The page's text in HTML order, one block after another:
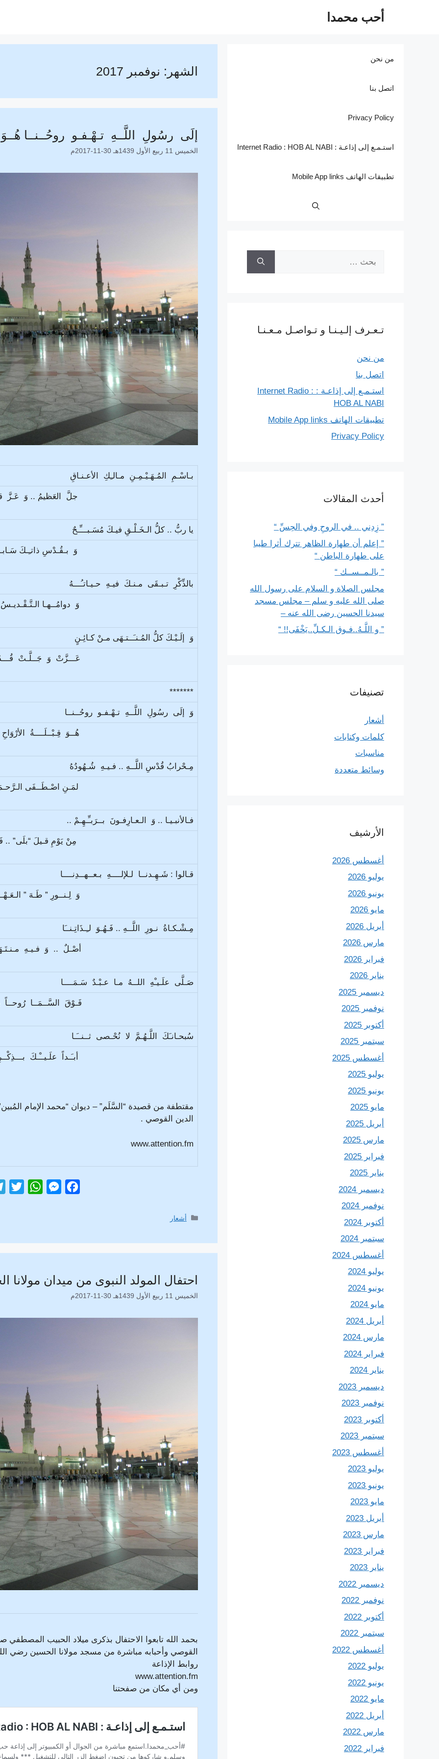
أحب محمدا
الشهر: نوفمبر 2017
إلَى رسُولِ اللَّــهِ تـهْـفـو روحُــنــا
الخميس 11 ربيع الأول 1439هـ 30-11-2017م
بـاسْـمِ المُـهَـيْـمِـنِ مـالـِكِ الأعـنـاقِ
جلَّ العَظيمُ .. وَ عَـزَّ
يا ربُّ .. كلُّ الـخَـلْـقِ فيـكَ مُسَـبـــِّـحٌ
وَ بـقُـدْسِ ذاتـِـكَ
بالذِّكْرِ تـبـقَى مـنـكَ فيـهِ حـيـاتـُـــهُ
وَ دوامُــهـا
وَ إلَـيْـكَ كلُّ المُـنـَــتـهَى مـنْ كـائِـنٍ
عَـــزَّتْ وَ جَــلَّـتْ
*******
وَ إلَى رسُولِ اللَّــهِ تـهْـفـو روحُــنــا
هُــوَ قِـبْــلَــــةُ
مِـحْرابُ قُدْسِ اللَّــهِ .. فـيـهِ شُـهُودُهُ
لمَـنِ اصْـطَــفَى
فـالأنبـيـا .. وَ الـعـارِفـونَ بــرَبـِّـهِـمْ ..
مِنْ يَوْمِ قـيلَ “بلَى” ..
قـالوا : شَـهِـدنــا لـلإلــــهِ بـعــهــدِنــــا
وَ لِـنــورِ ” طَـهَ ”
مِـشْـكـاةُ نـورِ اللَّــهِ .. فَـهُـوَ لـِـذَاتِـنــَا
أصْـلٌ .. وَ فـيـهِ
صَـلَّى علَـيـْهِ اللــهُ مـا عـبْـدٌ سَـمَــــا
فَـوْقَ السَّــمَــا رُوحــاً
سُبحـانـَكَ اللَّـهُـمَّ لا نُحْـصى ثــنــَـا
أبـَـداً علَـيــْـكَ
مقتطفة من قصيدة “السَّلَم” – ديوان “محمد الإمام
الدين القوصي .
www.attention.fm
b
M
e
W
s
p
p
t
r
التصنيفات
أشعار
احتفال المولد النبوى من ميدان
الخميس 11 ربيع الأول 1439هـ 30-11-2017م
بحمد الله تابعوا الاحتفال بذكرى ميلاد الحبيب المصطفي
القوصي وأحبابه مباشرة من مسجد مولانا الحسين رضي
روابط الإذاعة
www.attention.fm
ومن أي مكان من صفحتنا
من نحن
اتصل بنا
Privacy Policy
استـمـع إلى إذاعـة : Internet Radio : HOB AL NABI
تطبيقات الهاتف Mobile App links
عن:
تـعـرف إلـيـنـا و تـواصـل مـعـنـا
من نحن
اتصل بنا
استـمـع إلى إذاعـة : Internet Radio :
HOB AL NABI
تطبيقات الهاتف Mobile App links
Privacy Policy
أحدث المقالات
” زِدِني .. في الروحِ وفي الحِسِّ “
” إعلم أن طهارة الظاهر تترك أثرا طيبا
على طهارة الباطن “
” بالـمــســك “
مجلس الصلاة و السلام على رسول الله
صلى الله عليه و سلم – مجلس مسجد
سيدنا الحسين رضى الله عنه –
” و اللَّـهُ..فـوق الـكـلِّ..يَخْفَى!! “
تصنيفات
أشعار
كلمات وكتابات
مناسبات
وسائط متعددة
الأرشيف
أغسطس 2026
يوليو 2026
يونيو 2026
مايو 2026
أبريل 2026
مارس 2026
فبراير 2026
يناير 2026
ديسمبر 2025
نوفمبر 2025
أكتوبر 2025
سبتمبر 2025
أغسطس 2025
يوليو 2025
يونيو 2025
مايو 2025
أبريل 2025
مارس 2025
فبراير 2025
يناير 2025
ديسمبر 2024
نوفمبر 2024
أكتوبر 2024
سبتمبر 2024
أغسطس 2024
يوليو 2024
يونيو 2024
مايو 2024
أبريل 2024
مارس 2024
فبراير 2024
يناير 2024
ديسمبر 2023
نوفمبر 2023
أكتوبر 2023
سبتمبر 2023
أغسطس 2023
يوليو 2023
يونيو 2023
مايو 2023
أبريل 2023
مارس 2023
فبراير 2023
يناير 2023
ديسمبر 2022
نوفمبر 2022
أكتوبر 2022
سبتمبر 2022
أغسطس 2022
يوليو 2022
يونيو 2022
مايو 2022
أبريل 2022
مارس 2022
فبراير 2022